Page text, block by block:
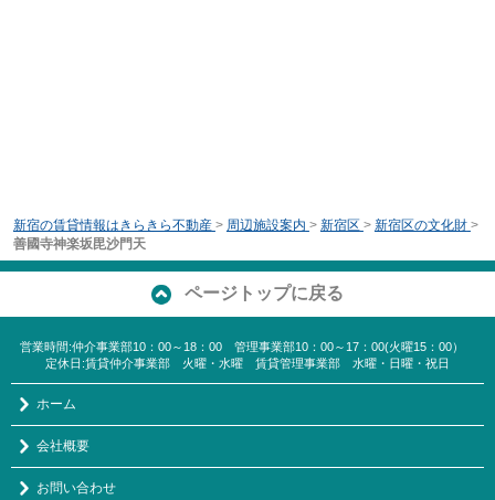
新宿の賃貸情報はきらきら不動産 > 周辺施設案内 > 新宿区 > 新宿区の文化財 >
善國寺神楽坂毘沙門天
ページトップに戻る
営業時間:仲介事業部10：00～18：00 管理事業部10：00～17：00(火曜15：00）
定休日:賃貸仲介事業部 火曜・水曜 賃貸管理事業部 水曜・日曜・祝日
ホーム
会社概要
お問い合わせ